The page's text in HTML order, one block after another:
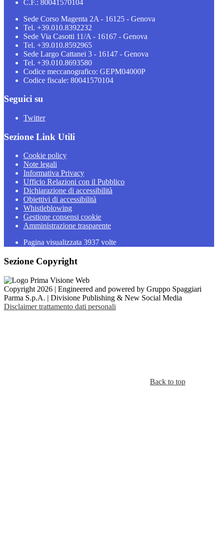
C.F.: 80041570104
Sede Corso Magenta 2A - 16125 - Genova
Tel. +39.010.8392232
Sede Via Casotti 11/A - 16167 - Genova
Tel. +39.010.8592965
Sede Largo Cattanei 3 - 16147 - Genova
Tel. +39.010.8693580
Codice meccanografico: GEPM04000P
Codice fiscale: 80041570104
Seguici su
Twitter
Sezione Link Utili
Cookie policy
Note legali
Informativa Privacy
Ufficio Relazioni con il Pubblico
Dichiarazione di accessibilità
Obiettivi di accessibilità
Whistleblowing
Gestione consensi cookie
Amministrazione trasparente
Pagina visualizzata 3937 volte
Sezione Copyright
Copyright 2026 | Engineered and powered by Gruppo Spaggiari
Parma S.p.A. | Divisione Publishing & New Social Media
Disclaimer trattamento dati personali
Back to top